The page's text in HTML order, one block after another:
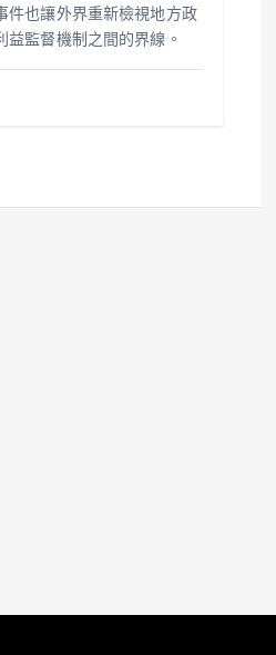
件也讓外界重新檢視地方政
益監督機制之間的界線。